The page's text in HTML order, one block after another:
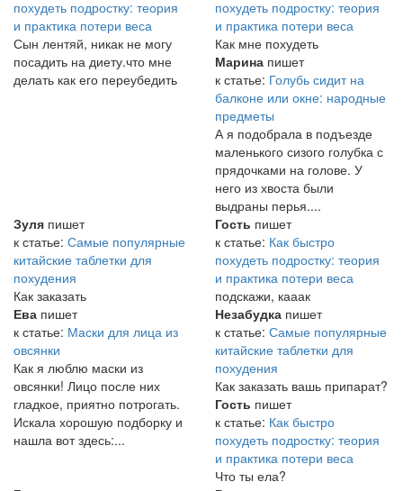
похудеть подростку: теория
и практика потери веса
Сын лентяй, никак не могу
посадить на диету.что мне
делать как его переубедить
похудеть подростку: теория
и практика потери веса
Как мне похудеть
Марина пишет
к статье: Голубь сидит на
балконе или окне: народные
предметы
А я подобрала в подъезде
маленького сизого голубка с
прядочками на голове. У
него из хвоста были
выдраны перья....
Зуля пишет
к статье: Самые популярные
китайские таблетки для
похудения
Как заказать
Гость пишет
к статье: Как быстро
похудеть подростку: теория
и практика потери веса
подскажи, кааак
Ева пишет
к статье: Маски для лица из
овсянки
Как я люблю маски из
овсянки! Лицо после них
гладкое, приятно потрогать.
Искала хорошую подборку и
нашла вот здесь:...
Незабудка пишет
к статье: Самые популярные
китайские таблетки для
похудения
Как заказать вашь припарат?
Гость пишет
к статье: Как быстро
похудеть подростку: теория
и практика потери веса
Что ты ела?